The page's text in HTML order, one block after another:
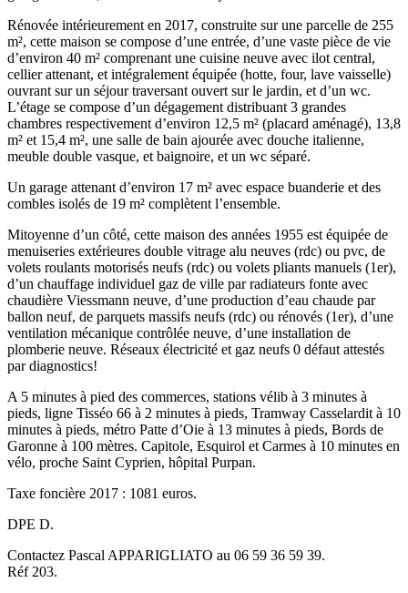
Rénovée intérieurement en 2017, construite sur une parcelle de 255
m², cette maison se compose d’une entrée, d’une vaste pièce de vie
d’environ 40 m² comprenant une cuisine neuve avec ilot central,
cellier attenant, et intégralement équipée (hotte, four, lave vaisselle)
ouvrant sur un séjour traversant ouvert sur le jardin, et d’un wc.
L’étage se compose d’un dégagement distribuant 3 grandes
chambres respectivement d’environ 12,5 m² (placard aménagé), 13,8
m² et 15,4 m², une salle de bain ajourée avec douche italienne,
meuble double vasque, et baignoire, et un wc séparé.
Un garage attenant d’environ 17 m² avec espace buanderie et des
combles isolés de 19 m² complètent l’ensemble.
Mitoyenne d’un côté, cette maison des années 1955 est équipée de
menuiseries extérieures double vitrage alu neuves (rdc) ou pvc, de
volets roulants motorisés neufs (rdc) ou volets pliants manuels (1er),
d’un chauffage individuel gaz de ville par radiateurs fonte avec
chaudière Viessmann neuve, d’une production d’eau chaude par
ballon neuf, de parquets massifs neufs (rdc) ou rénovés (1er), d’une
ventilation mécanique contrôlée neuve, d’une installation de
plomberie neuve. Réseaux électricité et gaz neufs 0 défaut attestés
par diagnostics!
A 5 minutes à pied des commerces, stations vélib à 3 minutes à
pieds, ligne Tisséo 66 à 2 minutes à pieds, Tramway Casselardit à 10
minutes à pieds, métro Patte d’Oie à 13 minutes à pieds, Bords de
Garonne à 100 mètres. Capitole, Esquirol et Carmes à 10 minutes en
vélo, proche Saint Cyprien, hôpital Purpan.
Taxe foncière 2017 : 1081 euros.
DPE D.
Contactez Pascal APPARIGLIATO au 06 59 36 59 39.
Réf 203.